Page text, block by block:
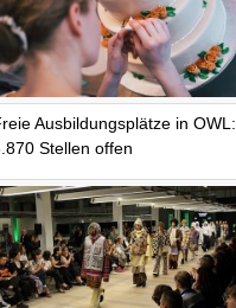
Ausbildungsplätze in OWL:
Stellen offen